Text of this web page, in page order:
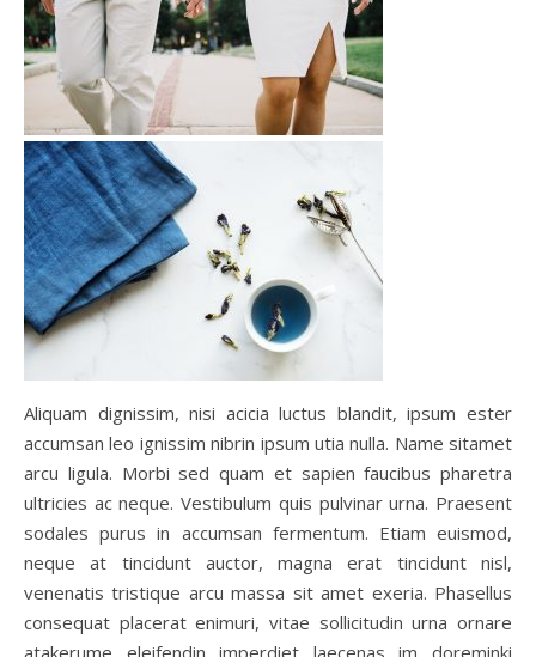
Aliquam dignissim, nisi acicia luctus blandit, ipsum ester
accumsan leo ignissim nibrin ipsum utia nulla. Name sitamet
arcu ligula. Morbi sed quam et sapien faucibus pharetra
ultricies ac neque. Vestibulum quis pulvinar urna. Praesent
sodales purus in accumsan fermentum. Etiam euismod,
neque at tincidunt auctor, magna erat tincidunt nisl,
venenatis tristique arcu massa sit amet exeria. Phasellus
consequat placerat enimuri, vitae sollicitudin urna ornare
atakerume eleifendin imperdiet laecenas im doreminki